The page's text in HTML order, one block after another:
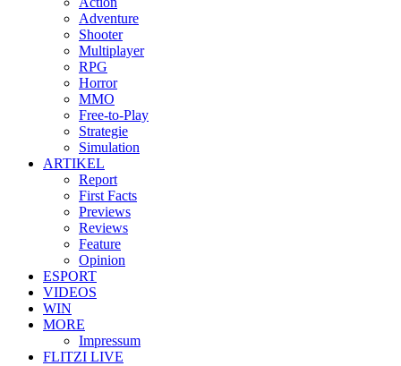
Adventure
Shooter
Multiplayer
RPG
Horror
MMO
Free-to-Play
Strategie
Simulation
ARTIKEL
Report
First Facts
Previews
Reviews
Feature
Opinion
ESPORT
VIDEOS
WIN
MORE
Impressum
FLITZI LIVE